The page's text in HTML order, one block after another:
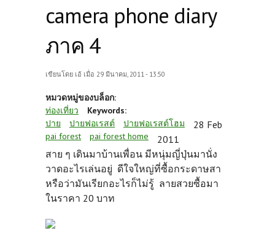
camera phone diary
ภาค 4
เขียนโดย เอ้ เมื่อ 29 มีนาคม, 2011 - 13:50
หมวดหมู่ของบล็อก:
ท่องเที่ยว
Keywords:
ปาย
ปายฟอเรสต์
ปายฟอเรสต์โฮม
pai forest
pai forest home
28 Feb
2011
สาย ๆ เดินมาบ้านเพื่อน มีหนุ่มญี่ปุ่นมานั่ง
วาดอะไรเล่นอยู่ ดีใจใหญ่ที่ซื้อกระดาษสา
หรือว่ามันเรียกอะไรก็ไม่รู้ ลายสวยซื้อมา
ในราคา 20 บาท